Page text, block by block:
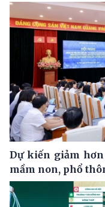
Dự kiến giảm hơn
mầm non, phổ